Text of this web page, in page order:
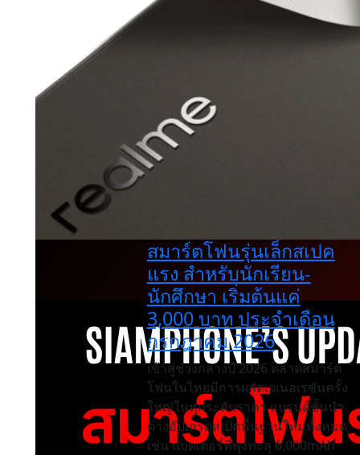
สมาร์ตโฟนรุ่นเล็กสเปค
แรง สำหรับนักเรียน-
นักศึกษา เริ่มต้นแค่
3,000 บาท ประจำเดือน
กรกฎาคม 2026
เข้าสู่ช่วงกลางปี 2026 ตลาดสมาร์ต
โฟนในไทยมีการผลัดเจเนอเรชันครั้ง
ใหญ่ในทุกระดับราคา แบรนด์ชั้นนำ
ต่างอัปเกรดสเปคพื้นฐานใหม่ทั้งหมด
เช่น แบตเตอรี่ที่พุ่งทะลุ 6,000mAh